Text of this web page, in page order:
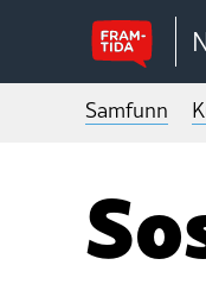
Samfunn